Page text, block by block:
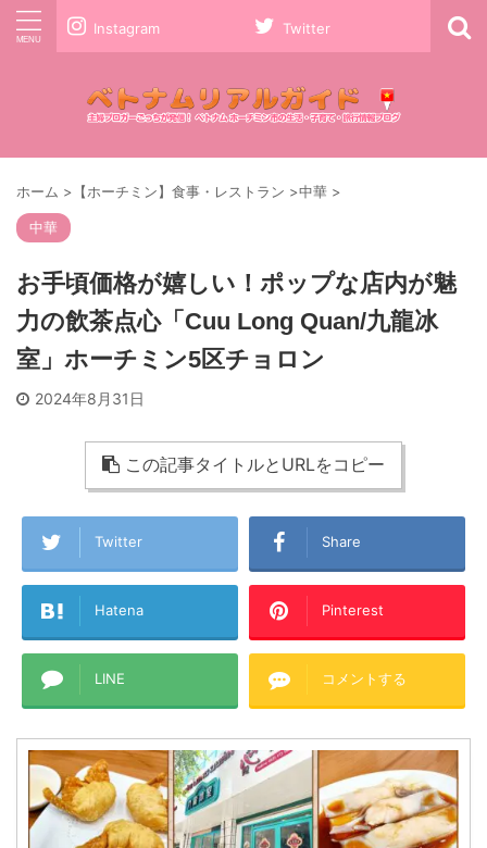
Instagram Twitter
ホーム > 【ホーチミン】食事・レストラン >中華 >
中華
お手頃価格が嬉しい！ポップな店内が魅
力の飲茶点心「Cuu Long Quan/九龍冰
室」ホーチミン5区チョロン
2024年8月31日
この記事タイトルとURLをコピー
Twitter Share
Hatena Pinterest
LINE コメントする